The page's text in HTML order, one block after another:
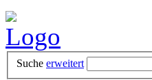
Suche erweitert